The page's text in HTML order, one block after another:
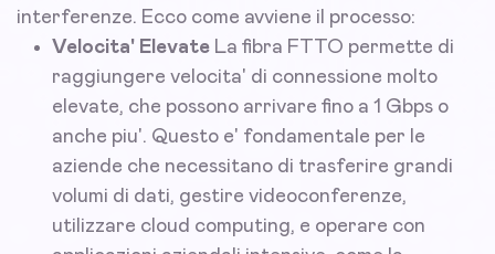
interferenze. Ecco come avviene il processo:
Velocita' Elevate La fibra FTTO permette di
raggiungere velocita' di connessione molto
elevate, che possono arrivare fino a 1 Gbps o
anche piu'. Questo e' fondamentale per le
aziende che necessitano di trasferire grandi
volumi di dati, gestire videoconferenze,
utilizzare cloud computing, e operare con